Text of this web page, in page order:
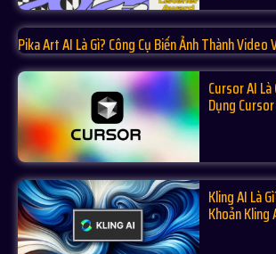
Pika Art AI Là Gì? Công Cụ Biến Ảnh Thành Video
Cursor AI
Dụng
Kling AI Là
Khoản Kling